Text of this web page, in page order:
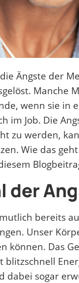
Ängste der
Manche
wenn sie in
im Job. Die
zu werden,
Wie das
der
bereits
Unser
Das
dabei sogar